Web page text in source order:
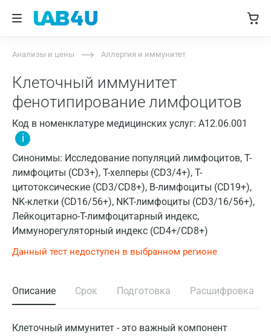
Анализы и цены Аллергия и иммунитет
Клеточный иммунитет
фенотипирование лимфоцитов
Код в номенклатуре медицинских услуг: A12.06.001
i
Синонимы: Исследование популяций лимфоцитов, T-
лимфоциты (CD3+), T-хелперы (CD3/4+), T-
цитотоксические (CD3/CD8+), B-лимфоциты (CD19+),
NK-клетки (CD16/56+), NKT-лимфоциты (CD3/16/56+),
Лейкоцитарно-Т-лимфоцитарный индекс,
Иммунорегуляторный индекс (CD4+/CD8+)
Данный тест недоступен в выбранном регионе
Описание Срок Подготовка Расшифровка
Клеточный иммунитет - это важный компонент